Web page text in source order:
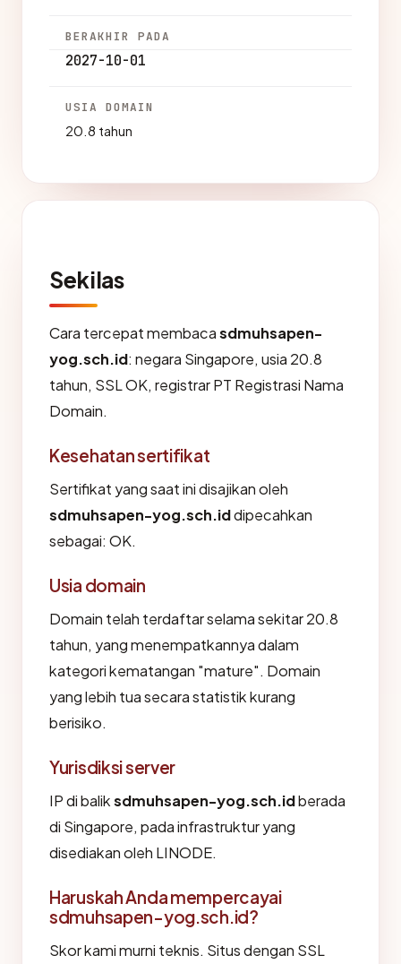
BERAKHIR PADA
2027-10-01
USIA DOMAIN
20.8 tahun
Sekilas
Cara tercepat membacasdmuhsapen-
yog.sch.id: negara Singapore, usia 20.8
tahun, SSL OK, registrar PT Registrasi Nama
Domain.
Kesehatan sertifikat
Sertifikat yang saat ini disajikan oleh
sdmuhsapen-yog.sch.iddipecahkan
sebagai: OK.
Usia domain
Domain telah terdaftar selama sekitar 20.8
tahun, yang menempatkannya dalam
kategori kematangan "mature". Domain
yang lebih tua secara statistik kurang
berisiko.
Yurisdiksi server
IP di baliksdmuhsapen-yog.sch.idberada
di Singapore, pada infrastruktur yang
disediakan oleh LINODE.
Haruskah Anda mempercayai
sdmuhsapen-yog.sch.id?
Skor kami murni teknis. Situs dengan SSL